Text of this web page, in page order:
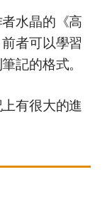
水晶的《高
者可以學習
記的格式。
有很大的進